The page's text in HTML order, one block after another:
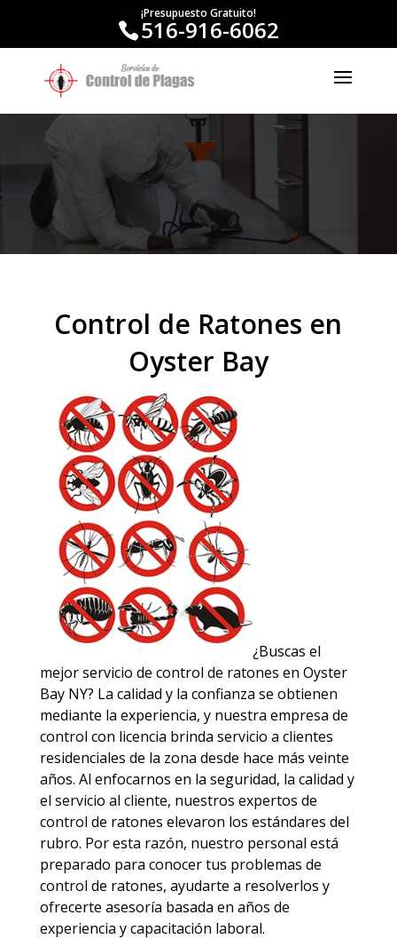
¡Presupuesto Gratuito!
516-916-6062
Control de Ratones en
Oyster Bay
¿Buscas el
mejor servicio de control de ratones en Oyster
Bay NY? La calidad y la confianza se obtienen
mediante la experiencia, y nuestra empresa de
control con licencia brinda servicio a clientes
residenciales de la zona desde hace más veinte
años. Al enfocarnos en la seguridad, la calidad y
el servicio al cliente, nuestros expertos de
control de ratones elevaron los estándares del
rubro. Por esta razón, nuestro personal está
preparado para conocer tus problemas de
control de ratones, ayudarte a resolverlos y
ofrecerte asesoría basada en años de
experiencia y capacitación laboral.